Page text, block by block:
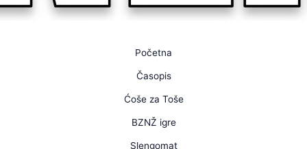
Početna
Časopis
Ćoše za Toše
BZNŽ igre
Slengomat